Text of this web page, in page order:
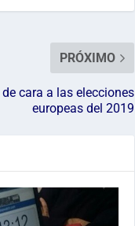
PRÓXIMO
cara a las elecciones
europeas del 2019